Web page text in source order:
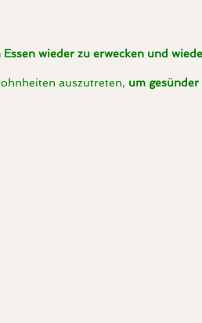
wieder zu erwecken und
auszutreten, um